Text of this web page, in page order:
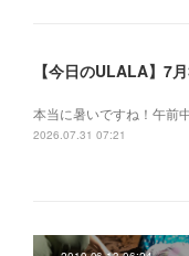
【今日のULALA】7
本当に暑いですね！午前
2026.07.31 07:21